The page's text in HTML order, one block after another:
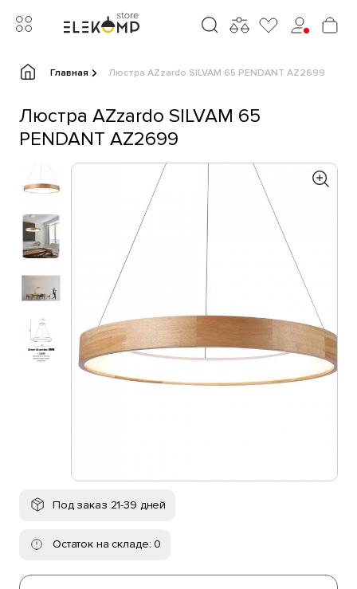
Главная Люстра AZzardo SILVAM 65 PENDANT AZ2699
Люстра AZzardo SILVAM 65
PENDANT AZ2699
Под заказ 21-39 дней
Остаток на складе: 0